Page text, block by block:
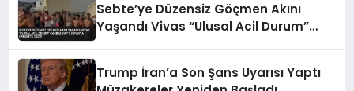
Sebte’ye Düzensiz Göçmen Akını
Yaşandı Vivas “Ulusal Acil Durum”
Trump İran’a Son Şans Uyarısı Yaptı